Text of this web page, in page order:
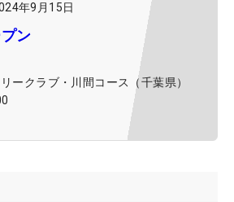
年9月15日
ン
ークラブ・川間コース（千葉県）